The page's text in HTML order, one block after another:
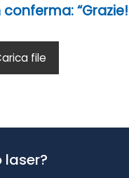
file
laser?